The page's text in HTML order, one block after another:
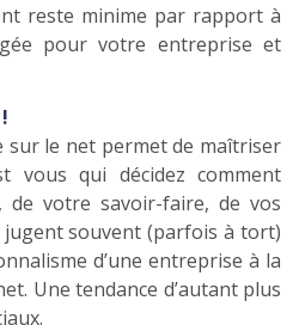
reste minime par rapport à
pour votre entreprise et
sur le net permet de maîtriser
vous qui décidez comment
de votre savoir-faire, de vos
souvent (parfois à tort)
d’une entreprise à la
Une tendance d’autant plus